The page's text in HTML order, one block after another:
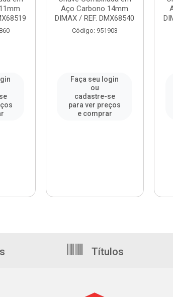
Aço Carbono 14mm
DIMAX / REF. DMX68540
Código: 951903
Faça seu login
ou
cadastre-se
para ver preços
e comprar
Títulos